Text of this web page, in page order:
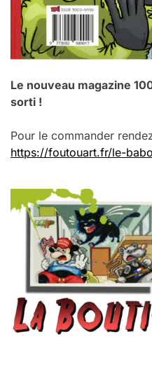
Le nouveau magazine
sorti !
Pour le commander
https://foutouart.fr/le-